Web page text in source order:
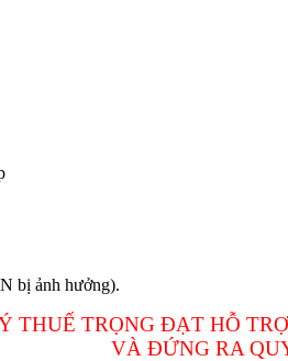
bị ảnh hưởng).
THUẾ TRỌNG ĐẠT HỖ
VÀ ĐỨNG RA